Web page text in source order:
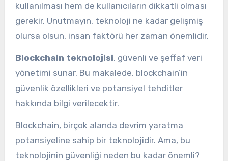
kullanılması hem de kullanıcıların dikkatli olması
gerekir. Unutmayın, teknoloji ne kadar gelişmiş
olursa olsun, insan faktörü her zaman önemlidir.
Blockchain teknolojisi, güvenli ve şeffaf veri
yönetimi sunar. Bu makalede, blockchain’in
güvenlik özellikleri ve potansiyel tehditler
hakkında bilgi verilecektir.
Blockchain, birçok alanda devrim yaratma
potansiyeline sahip bir teknolojidir. Ama, bu
teknolojinin güvenliği neden bu kadar önemli?